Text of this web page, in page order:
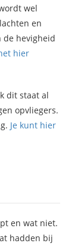
wel
en
de hevigheid
hier
dit staat al
opvliegers.
Je kunt hier
en wat niet.
hadden bij